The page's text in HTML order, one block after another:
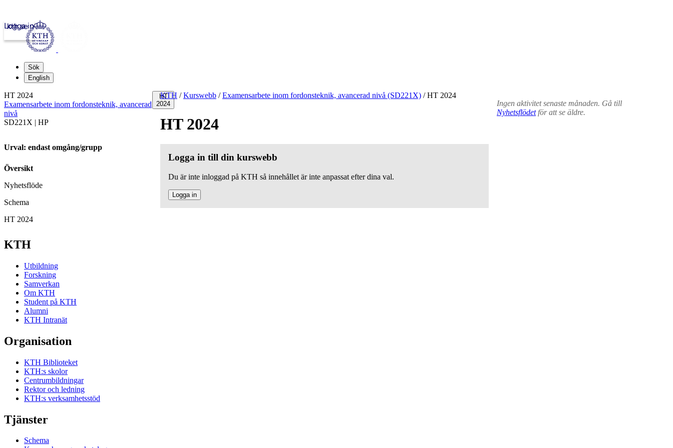
kth.se
Logga in
Sök
English
HT
2024
KTH / Kurswebb / Examensarbete inom fordonsteknik, avancerad nivå (SD221X) /HT 2024
HT 2024
Logga in till din kurswebb
Du är inte inloggad på KTH så innehållet är inte anpassat efter dina val.
Logga in
Ingen aktivitet senaste månaden. Gå till
Nyhetsflödetför att se äldre.
HT 2024
Examensarbete inom fordonsteknik, avancerad
nivå
SD221X | HP
Urval: endast omgång/grupp
Översikt
Nyhetsflöde
Schema
HT 2024
KTH
Utbildning
Forskning
Samverkan
Om KTH
Student på KTH
Alumni
KTH Intranät
Organisation
KTH Biblioteket
KTH:s skolor
Centrumbildningar
Rektor och ledning
KTH:s verksamhetsstöd
Tjänster
Schema